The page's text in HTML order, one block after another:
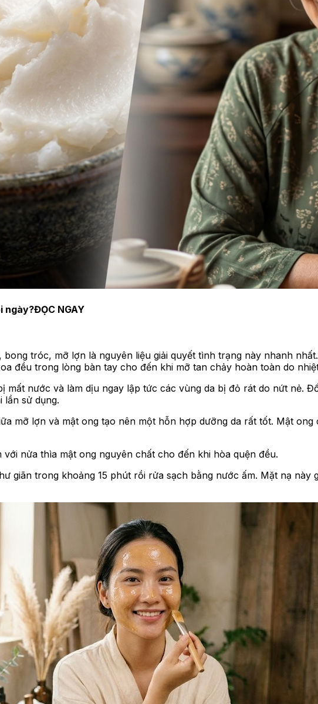
ngày?ĐỌC NGAY
bong tróc, mỡ lợn là nguyên liệu giải quyết tình trạng này nhanh
đều trong lòng bàn tay cho đến khi mỡ tan chảy hoàn toàn do
mất nước và làm dịu ngay lập tức các vùng da bị đỏ rát do nứt nẻ.
lần sử dụng.
mỡ lợn và mật ong tạo nên một hỗn hợp dưỡng da rất tốt. Mật
nửa thìa mật ong nguyên chất cho đến khi hòa quện đều.
giãn trong khoảng 15 phút rồi rửa sạch bằng nước ấm. Mặt nạ này